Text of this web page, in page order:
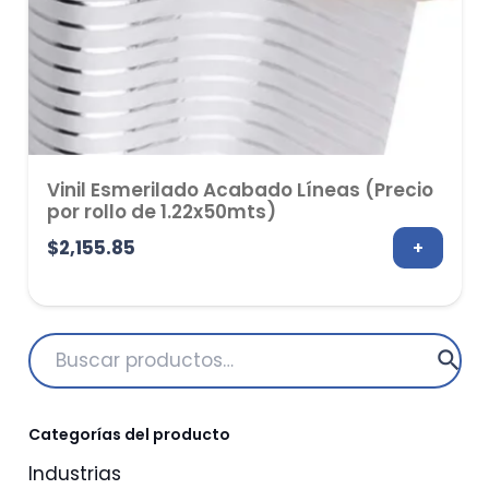
Vinil Esmerilado Acabado Líneas (Precio
por rollo de 1.22x50mts)
$2,155.85 +
Buscar
por:
Categorías del producto
Industrias